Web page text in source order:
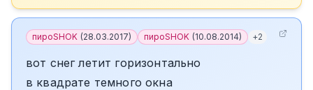
пироSHOK (28.03.2017) пироSHOK (10.08.2014) +2
вот снег летит горизонтально
в квадрате темного окна